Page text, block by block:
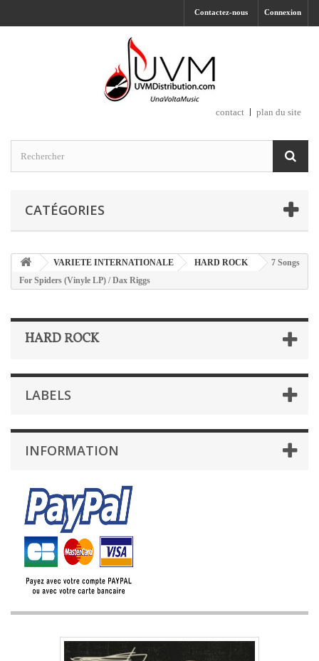
Connexion
Contactez-nous
contact plan du site
CATÉGORIES
VARIETE INTERNATIONALE HARD ROCK
7 Songs
For Spiders (Vinyle LP) / Dax Riggs
HARD ROCK
LABELS
INFORMATION